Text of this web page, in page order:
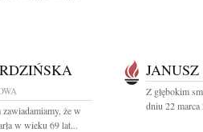
że w
w wieku 69 lat...
Z głębokim
dniu 22